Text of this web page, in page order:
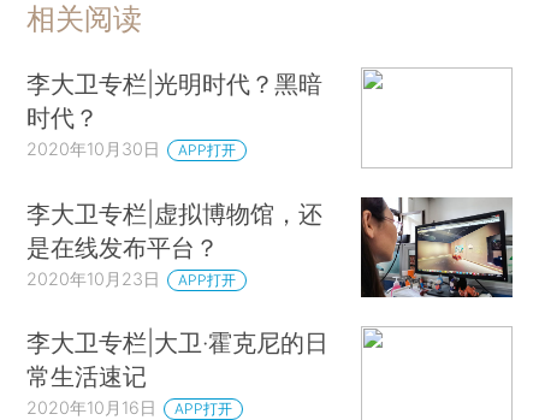
相关阅读
李大卫专栏|光明时代？黑暗
时代？
2020年10月30日 APP打开
李大卫专栏|虚拟博物馆，还
是在线发布平台？
2020年10月23日 APP打开
李大卫专栏|大卫·霍克尼的日
常生活速记
2020年10月16日 APP打开